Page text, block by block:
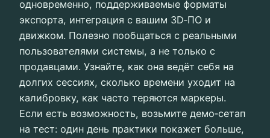
одновременно, поддерживаемые форматы
экспорта, интеграция с вашим 3D‑ПО и
движком. Полезно пообщаться с реальными
пользователями системы, а не только с
продавцами. Узнайте, как она ведёт себя на
долгих сессиях, сколько времени уходит на
калибровку, как часто теряются маркеры.
Если есть возможность, возьмите демо‑сетап
на тест: один день практики покажет больше,